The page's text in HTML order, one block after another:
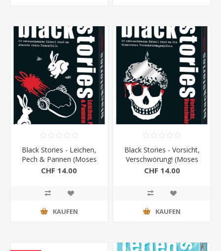
Black Stories - Leichen,
Pech & Pannen (Moses
Verlag)
CHF 14.00
KAUFEN
Black Stories - Vorsicht,
Verschwörung! (Moses
Verlag)
CHF 14.00
KAUFEN